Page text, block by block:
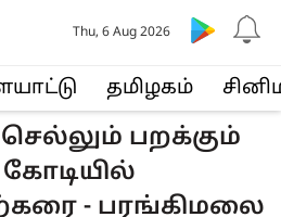
த‌மிழக‌ம்
Thu, 6 Aug 2026
பறக்கும்
கோடியில்
- பரங்கிமலை